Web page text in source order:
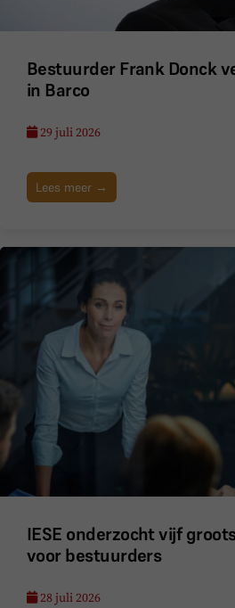
Bestuurder Frank Donck
in Barco
29 juli 2026
Lees meer →
IESE onderzocht vijf
voor bestuurders
28 juli 2026